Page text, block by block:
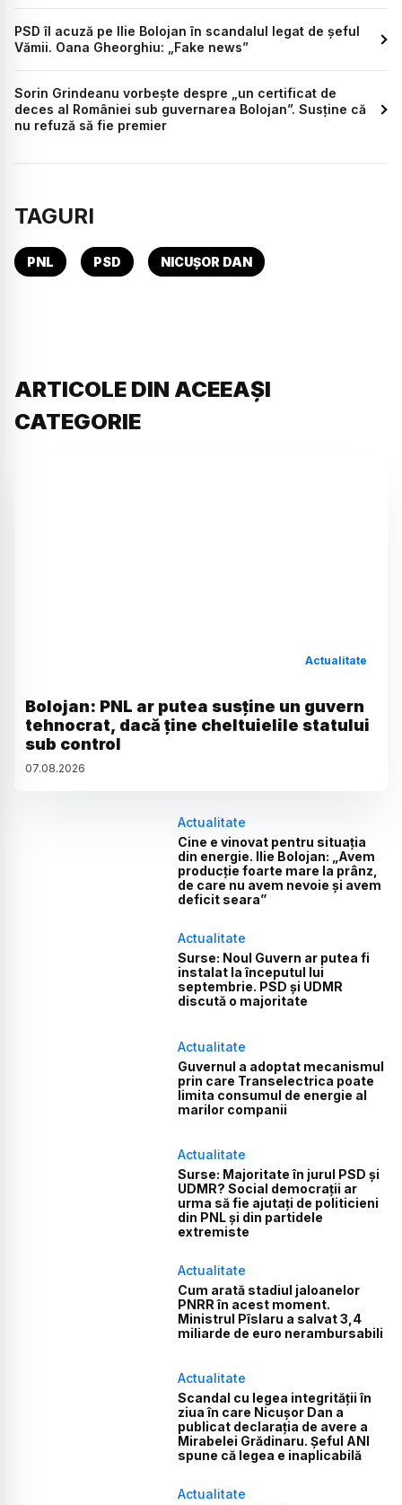
PSD îl acuză pe Ilie Bolojan în scandalul legat de șeful
Vămii. Oana Gheorghiu: „Fake news”
Sorin Grindeanu vorbește despre „un certificat de
deces al României sub guvernarea Bolojan”. Susține că
nu refuză să fie premier
TAGURI
PNL PSD NICUȘOR DAN
ARTICOLE DIN ACEEAȘI
CATEGORIE
Actualitate
Bolojan: PNL ar putea susține un guvern
tehnocrat, dacă ține cheltuielile statului
sub control
07.08.2026
Actualitate
Cine e vinovat pentru situația
din energie. Ilie Bolojan: „Avem
producție foarte mare la prânz,
de care nu avem nevoie și avem
deficit seara”
Actualitate
Surse: Noul Guvern ar putea fi
instalat la începutul lui
septembrie. PSD și UDMR
discută o majoritate
Actualitate
Guvernul a adoptat mecanismul
prin care Transelectrica poate
limita consumul de energie al
marilor companii
Actualitate
Surse: Majoritate în jurul PSD și
UDMR? Social democrații ar
urma să fie ajutați de politicieni
din PNL și din partidele
extremiste
Actualitate
Cum arată stadiul jaloanelor
PNRR în acest moment.
Ministrul Pîslaru a salvat 3,4
miliarde de euro nerambursabili
Actualitate
Scandal cu legea integrității în
ziua în care Nicușor Dan a
publicat declarația de avere a
Mirabelei Grădinaru. Șeful ANI
spune că legea e inaplicabilă
Actualitate